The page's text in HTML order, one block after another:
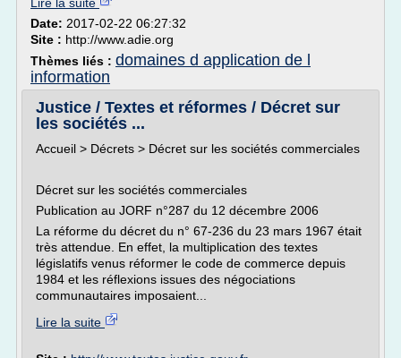
Date: 2017-02-22 06:27:32
Site : http://www.adie.org
Thèmes liés : domaines d application de l
information
Justice / Textes et réformes / Décret sur
les sociétés ...
Accueil > Décrets > Décret sur les sociétés commerciales
Décret sur les sociétés commerciales
Publication au JORF n°287 du 12 décembre 2006
La réforme du décret du n° 67-236 du 23 mars 1967 était
très attendue. En effet, la multiplication des textes
législatifs venus réformer le code de commerce depuis
1984 et les réflexions issues des négociations
communautaires imposaient...
Lire la suite